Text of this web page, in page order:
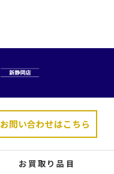
お問い合わせはこちら
お買取り品目